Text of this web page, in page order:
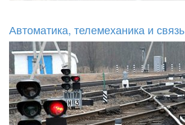
Автоматика, телемеханика и связь